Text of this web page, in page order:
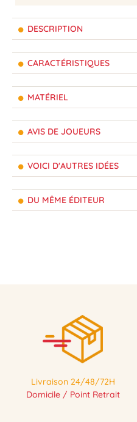
DESCRIPTION
CARACTÉRISTIQUES
MATÉRIEL
AVIS DE JOUEURS
VOICI D'AUTRES IDÉES
DU MÊME ÉDITEUR
Livraison 24/48/72H
Domicile / Point Retrait